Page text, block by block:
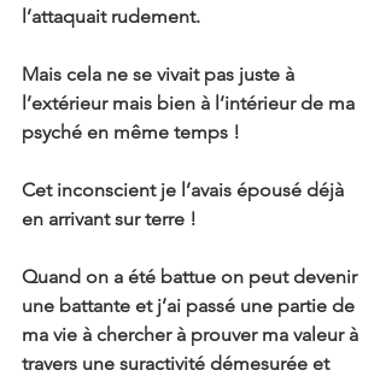
l’attaquait rudement.
Mais cela ne se vivait pas juste à
l’extérieur mais bien à l’intérieur de ma
psyché en même temps !
Cet inconscient je l’avais épousé déjà
en arrivant sur terre !
Quand on a été battue on peut devenir
une battante et j’ai passé une partie de
ma vie à chercher à prouver ma valeur à
travers une suractivité démesurée et